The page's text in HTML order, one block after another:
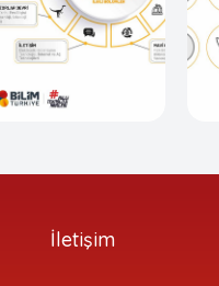
İletişim